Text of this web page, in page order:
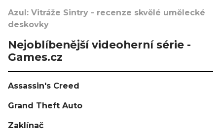
Azul: Vitráže Sintry - recenze skvělé umělecké
deskovky
Nejoblíbenější videoherní série -
Games.cz
Assassin's Creed
Grand Theft Auto
Zaklínač